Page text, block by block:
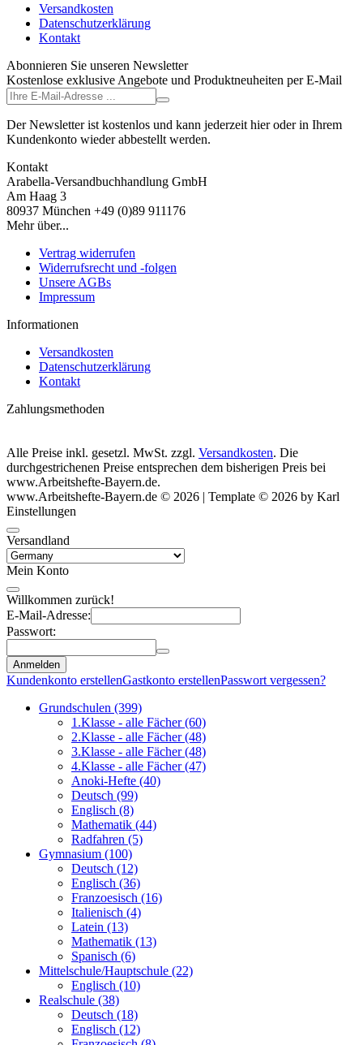
Versandkosten
Datenschutzerklärung
Kontakt
Abonnieren Sie unseren Newsletter
Kostenlose exklusive Angebote und Produktneuheiten per E-Mail
Der Newsletter ist kostenlos und kann jederzeit hier oder in Ihrem
Kundenkonto wieder abbestellt werden.
Kontakt
Arabella-Versandbuchhandlung GmbH
Am Haag 3
80937 München +49 (0)89 911176
Mehr über...
Vertrag widerrufen
Widerrufsrecht und -folgen
Unsere AGBs
Impressum
Informationen
Versandkosten
Datenschutzerklärung
Kontakt
Zahlungsmethoden
Alle Preise inkl. gesetzl. MwSt. zzgl. Versandkosten. Die
durchgestrichenen Preise entsprechen dem bisherigen Preis bei
www.Arbeitshefte-Bayern.de.
www.Arbeitshefte-Bayern.de © 2026 | Template © 2026 by Karl
Einstellungen
Versandland
Mein Konto
Willkommen zurück!
E-Mail-Adresse:
Passwort:
Anmelden
Kundenkonto erstellenGastkonto erstellenPasswort vergessen?
Grundschulen (399)
1.Klasse - alle Fächer(60)
2.Klasse - alle Fächer(48)
3.Klasse - alle Fächer(48)
4.Klasse - alle Fächer(47)
Anoki-Hefte (40)
Deutsch (99)
Englisch (8)
Mathematik (44)
Radfahren (5)
Gymnasium (100)
Deutsch (12)
Englisch (36)
Franzoesisch (16)
Italienisch (4)
Latein (13)
Mathematik (13)
Spanisch (6)
Mittelschule/Hauptschule (22)
Englisch (10)
Realschule (38)
Deutsch (18)
Englisch (12)